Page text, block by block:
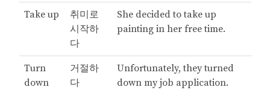
Take up
취미로
시작하
다
She decided to take up
painting in her free time.
Turn
down
거절하
다
Unfortunately, they turned
down my job application.